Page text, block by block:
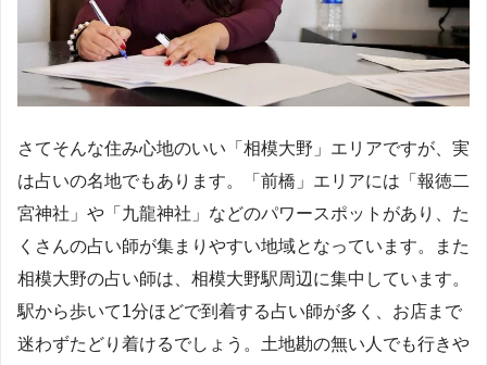
さてそんな住み心地のいい「相模大野」エリアですが、実
は占いの名地でもあります。「前橋」エリアには「報徳二
宮神社」や「九龍神社」などのパワースポットがあり、た
くさんの占い師が集まりやすい地域となっています。また
相模大野の占い師は、相模大野駅周辺に集中しています。
駅から歩いて1分ほどで到着する占い師が多く、お店まで
迷わずたどり着けるでしょう。土地勘の無い人でも行きや